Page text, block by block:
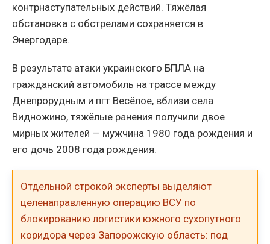
контрнаступательных действий. Тяжёлая
обстановка с обстрелами сохраняется в
Энергодаре.
В результате атаки украинского БПЛА на
гражданский автомобиль на трассе между
Днепрорудным и пгт Весёлое, вблизи села
Видножино, тяжёлые ранения получили двое
мирных жителей — мужчина 1980 года рождения и
его дочь 2008 года рождения.
Отдельной строкой эксперты выделяют
целенаправленную операцию ВСУ по
блокированию логистики южного сухопутного
коридора через Запорожскую область: под